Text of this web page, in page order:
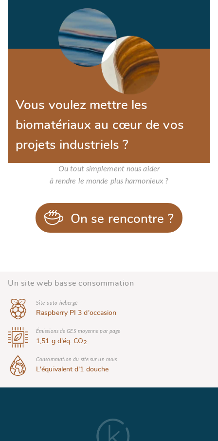
Vous voulez mettre les
biomatériaux au cœur de vos
projets industriels ?
Ou tout simplement nous aider
à rendre le monde plus harmonieux ?
On se rencontre ?
Un site web basse consommation
Site auto-hébergé
Raspberry PI 3 d'occasion
Émissions de GES moyenne par page
1,51 g d'éq. CO 2
Consommation du site sur un mois
L'équivalent d'1 douche